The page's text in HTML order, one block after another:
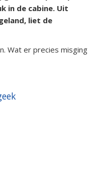
in de cabine. Uit
liet de
Wat er precies misging